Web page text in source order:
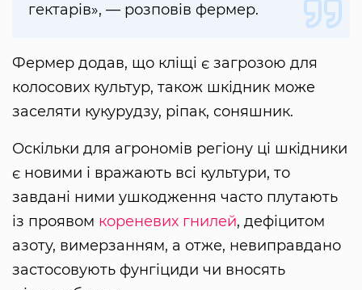
гектарів», — розповів фермер.
Фермер додав, що кліщі є загрозою для
колосових культур, також шкідник може
заселяти кукурудзу, ріпак, соняшник.
Оскільки для агрономів регіону ці шкідники
є новими і вражають всі культури, то
завдані ними ушкодження часто плутають
із проявом кореневих гнилей, дефіцитом
азоту, вимерзанням, а отже, невиправдано
застосовують фунгіциди чи вносять